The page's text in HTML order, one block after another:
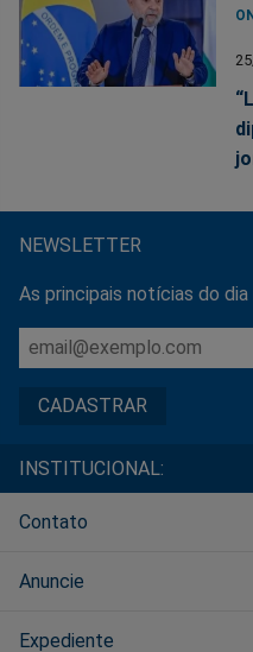
NEWSLETTER
As principais notícias do dia
INSTITUCIONAL:
Contato
Anuncie
Expediente